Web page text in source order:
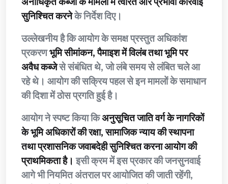
सुनिश्चित करनेके निर्देश दिए।
उल्लेखनीय है कि आयोग के समक्ष प्रस्तुत अधिकांश
प्रकरणभूमि सीमांकन, पैमाइश में विलंब तथा भूमि पर
अवैध कब्जेसे संबंधित थे, जो लंबे समय से लंबित चले आ
रहे थे। आयोग की सक्रिय पहल से इन मामलों के समाधान
की दिशा में ठोस प्रगति हुई है।
आयोग ने स्पष्ट किया किअनुसूचित जाति वर्ग के नागरिकों
के भूमि अधिकारों की रक्षा, सामाजिक न्याय की स्थापना
तथा प्रशासनिक जवाबदेही सुनिश्चित करना आयोग की
प्राथमिकता है। इसी क्रम में इस प्रकार की जनसुनवाई
आगे भी नियमित अंतराल पर आयोजित की जाती रहेंगी,